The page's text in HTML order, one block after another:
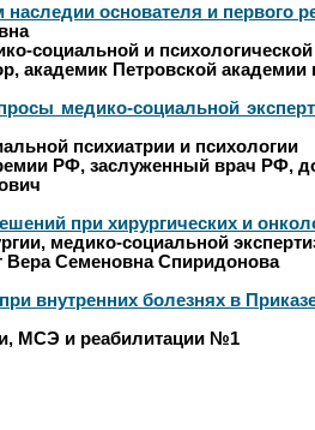
наследии основателя и первого
социальной и
Петровской академии
медико-социальной
психиатрии и психологии
РФ, заслуженный врач РФ,
при хирургических и
медико-социальной
Вера Семеновна Спиридонова
внутренних болезнях в
МСЭ и реабилитации №1